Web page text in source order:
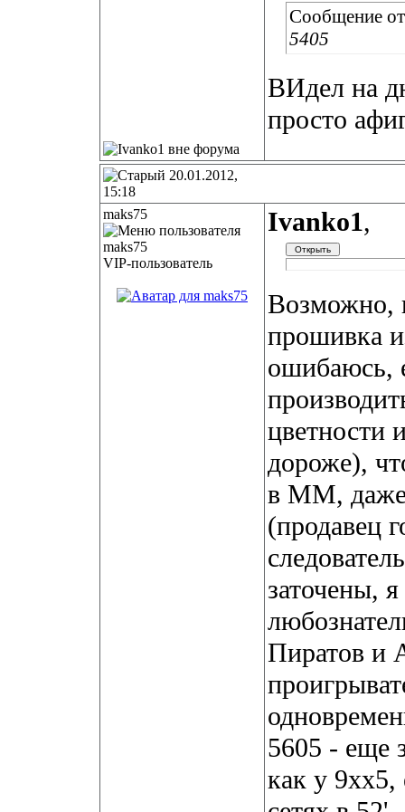
Сообщение
5405
ВИдел на
просто
20.01.2012,
15:18
maks75
VIP-пользователь
Ivanko1,
Возможно,
прошивка
ошибаюсь,
цветности
дороже),
в ММ, даже
(продавец
заточены, я
Пиратов и
5605 - еще
как у 9хх5,